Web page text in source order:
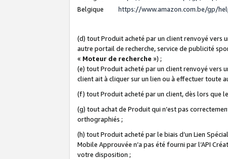
Belgique
https://www.amazon.com.be/gp/
(d) tout Produit acheté par un client renvoyé vers
autre portail de recherche, service de publicité
« Moteur de recherche ») ;
(e) tout Produit acheté par un client renvoyé vers
client ait à cliquer sur un lien ou à effectuer toute
(f) tout Produit acheté par un client, dès lors que
(g) tout achat de Produit qui n’est pas
orthographiés ;
(h) tout Produit acheté par le biais d’un Lien
Mobile Approuvée n’a pas été fourni par l’API
votre disposition ;